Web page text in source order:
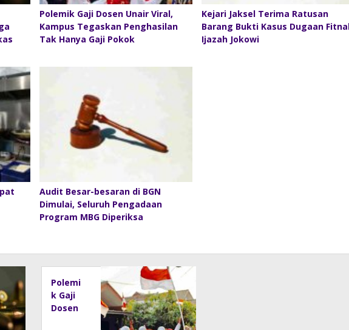
Polemik Gaji Dosen Unair Viral,
Kampus Tegaskan Penghasilan
Tak Hanya Gaji Pokok
Kejari Jaksel Terima Ratusan
Barang Bukti Kasus Dugaan
Ijazah Jokowi
Audit Besar-besaran di BGN
Dimulai, Seluruh Pengadaan
Program MBG Diperiksa
Polemi
k Gaji
Dosen